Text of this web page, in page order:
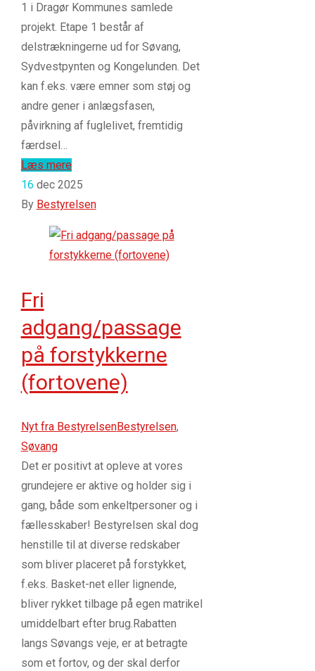
1 i Dragør Kommunes samlede
projekt. Etape 1 består af
delstrækningerne ud for Søvang,
Sydvestpynten og Kongelunden. Det
kan f.eks. være emner som støj og
andre gener i anlægsfasen,
påvirkning af fuglelivet, fremtidig
færdsel…
Læs mere
16 dec 2025
By Bestyrelsen
Fri
adgang/passage
på forstykkerne
(fortovene)
Nyt fra BestyrelsenBestyrelsen,
Søvang
Det er positivt at opleve at vores
grundejere er aktive og holder sig i
gang, både som enkeltpersoner og i
fællesskaber! Bestyrelsen skal dog
henstille til at diverse redskaber
som bliver placeret på forstykket,
f.eks. Basket-net eller lignende,
bliver rykket tilbage på egen matrikel
umiddelbart efter brug.Rabatten
langs Søvangs veje, er at betragte
som et fortov, og der skal derfor